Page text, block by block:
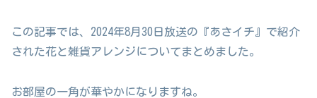
この記事では、2024年8月30日放送の『あさイチ』で紹介
された花と雑貨アレンジについてまとめました。
お部屋の一角が華やかになりますね。